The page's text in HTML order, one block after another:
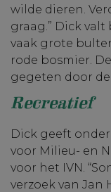
wilde dieren.
graag.” Dick valt
vaak grote
rode bosmier.
gegeten door
Recreatief
Dick geeft
voor Milieu- en
voor het IVN.
verzoek van Jan